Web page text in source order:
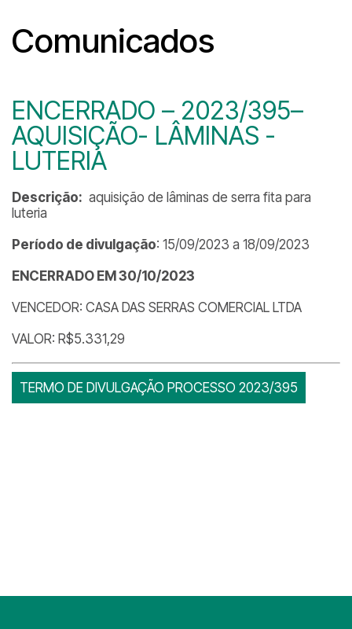
Comunicados
ENCERRADO – 2023/395–
AQUISIÇÃO- LÂMINAS -
LUTERIA
Descrição: aquisição de lâminas de serra fita para
luteria
Período de divulgação: 15/09/2023 a 18/09/2023
ENCERRADO EM 30/10/2023
VENCEDOR: CASA DAS SERRAS COMERCIAL LTDA
VALOR: R$5.331,29
TERMO DE DIVULGAÇÃO PROCESSO 2023/395